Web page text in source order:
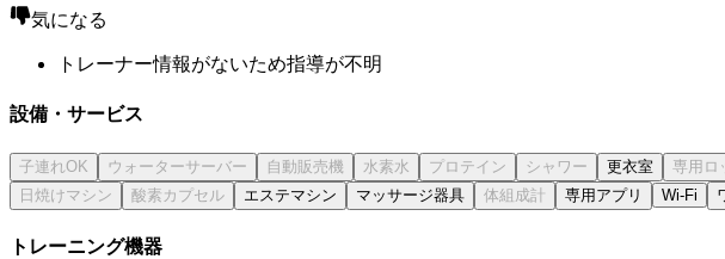
気になる
トレーナー情報がないため指導が不明
設備・サービス
更衣室
エステマシン
マッサージ器具 専用アプリ Wi-Fi
トレーニング機器